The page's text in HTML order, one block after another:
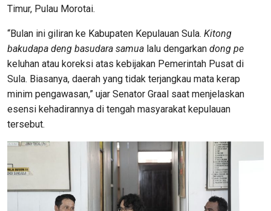
Timur, Pulau Morotai.
“Bulan ini giliran ke Kabupaten Kepulauan Sula. Kitong
bakudapa deng basudara samua lalu dengarkan dong pe
keluhan atau koreksi atas kebijakan Pemerintah Pusat di
Sula. Biasanya, daerah yang tidak terjangkau mata kerap
minim pengawasan,” ujar Senator Graal saat menjelaskan
esensi kehadirannya di tengah masyarakat kepulauan
tersebut.